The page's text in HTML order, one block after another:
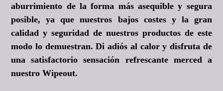
aburrimiento de la forma más asequible y segura
posible, ya que nuestros bajos costes y la gran
calidad y seguridad de nuestros productos de este
modo lo demuestran. Di adiós al calor y disfruta de
una satisfactorio sensación refrescante merced a
nuestro Wipeout.